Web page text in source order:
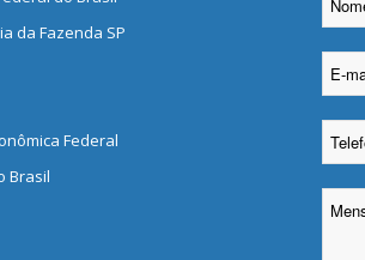
da Fazenda SP
Federal
Brasil